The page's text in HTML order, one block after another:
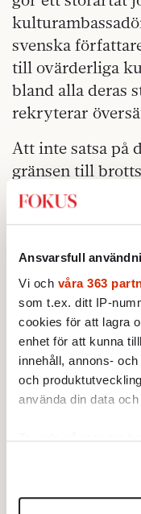
Ansvarsfull
Vi och våra 363
som t.ex. ditt IP-
cookies för att lagra
enhet för att kunna
innehåll, annons-
och
använda din data
Ta reda på mer om
Du kan ändra eller
helst från cookie-
svenska
till ovärderliga
bland alla deras
rekryterar
Att inte satsa på
gränsen till
Institutet, som
lektorerna i
att se över hur
svensk litteratur
rentav »föreslå
nedläggningen
– Förbättra
röst från
oskuld: